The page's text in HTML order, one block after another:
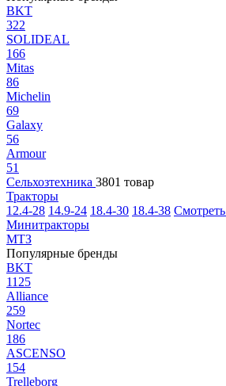
BKT
322
SOLIDEAL
166
Mitas
86
Michelin
69
Galaxy
56
Armour
51
Сельхозтехника 3801 товар
Тракторы
12.4-28 14.9-24 18.4-30 18.4-38
Минитракторы
МТЗ
Популярные бренды
BKT
1125
Alliance
259
Nortec
186
ASCENSO
154
Trelleborg